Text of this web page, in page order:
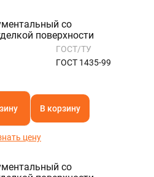
со
поверхности
ГОСТ/ТУ
ГОСТ 1435-99
В корзину
цену
со